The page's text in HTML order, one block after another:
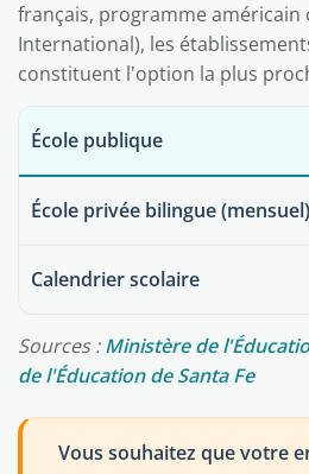
français, programme américain
International), les
constituent l'option la plus
École publique
École privée bilingue (mensuel)
Calendrier scolaire
Sources :Ministère de
de l'Éducation de Santa Fe
Vous souhaitez que votre